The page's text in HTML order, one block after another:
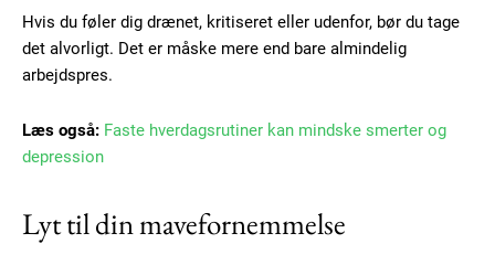
Hvis du føler dig drænet, kritiseret eller udenfor, bør du tage
det alvorligt. Det er måske mere end bare almindelig
arbejdspres.
Læs også: Faste hverdagsrutiner kan mindske smerter og
depression
Lyt til din mavefornemmelse